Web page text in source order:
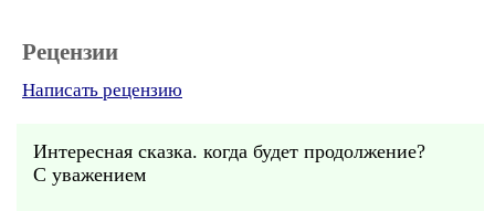
Рецензии
Написать рецензию
Интересная сказка. когда будет продолжение?
С уважением